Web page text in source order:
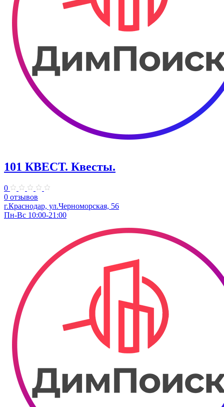
101 КВЕСТ. Квесты.
0
0 отзывов
г.Краснодар, ул.Черноморская, 56
Пн-Вс 10:00-21:00